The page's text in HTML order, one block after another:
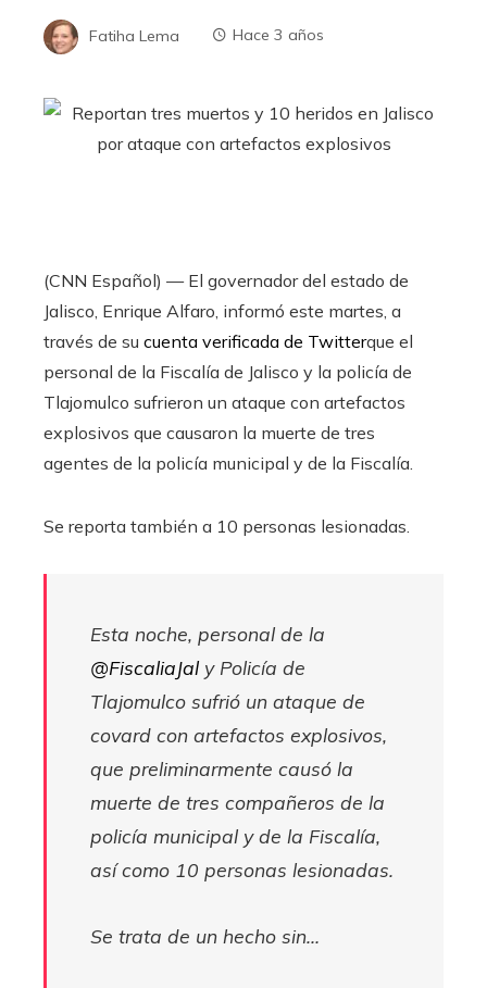
Fatiha Lema Hace 3 años
(CNN Español) — El governador del estado de
Jalisco, Enrique Alfaro, informó este martes, a
través de su cuenta verificada de Twitterque el
personal de la Fiscalía de Jalisco y la policía de
Tlajomulco sufrieron un ataque con artefactos
explosivos que causaron la muerte de tres
agentes de la policía municipal y de la Fiscalía.
Se reporta también a 10 personas lesionadas.
Esta noche, personal de la
@FiscaliaJal y Policía de
Tlajomulco sufrió un ataque de
covard con artefactos explosivos,
que preliminarmente causó la
muerte de tres compañeros de la
policía municipal y de la Fiscalía,
así como 10 personas lesionadas.
Se trata de un hecho sin…